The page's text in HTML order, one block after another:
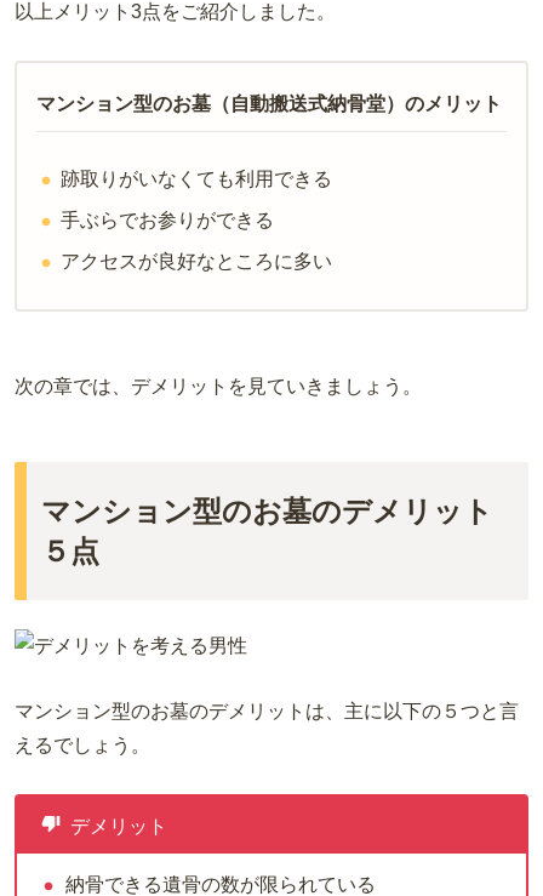
以上メリット 3点をご紹介しました。
マンション型のお墓（自動搬送式納骨堂）のメリット
跡取りがいなくても利用できる
手ぶらでお参りができる
アクセスが良好なところに多い
次の章では、デメリットを見ていきましょう。
マンション型のお墓のデメリット
５点
マンション型のお墓のデメリットは、主に以下の５つと言
えるでしょう。
デメリット
納骨できる遺骨の数が限られている